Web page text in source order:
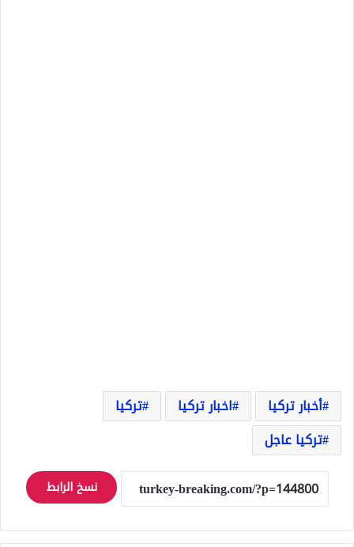
أخبار تركيا اخبار تركيا
تركيا
تركيا عاجل
نسخ الرابط